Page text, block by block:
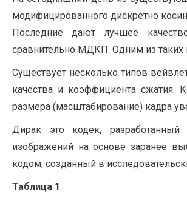
модифицированного дискретно
Последние дают лучшее
сравнительно МДКП. Одним из таких
Существует несколько типов
качества и коэффициента сжатия.
размера (масштабирование) кадра
Дирак это кодек, разработанный
изображений на основе заранее
кодом, созданный в
Таблица 1.